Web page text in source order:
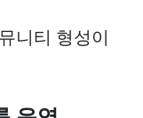
니티 형성이